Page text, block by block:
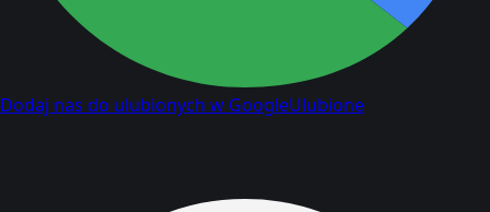
Dodaj nas do ulubionych w GoogleUlubione